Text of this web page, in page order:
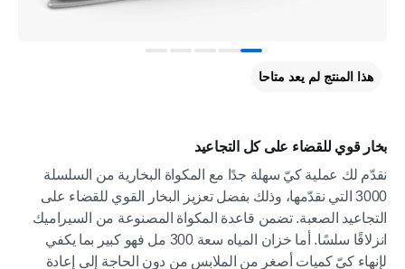
بخار قوي للقضاء على كل التجاعيد
نقدّم لك عملية كيّ سهلة جدًا مع المكواة البخارية من السلسلة
3000 التي نقدّمها، وذلك بفضل تعزيز البخار القوي للقضاء على
التجاعيد الصعبة. تضمن قاعدة المكواة المصنوعة من السيراميك
انزلاقًا سلسًا. أما خزان المياه سعة 300 مل فهو كبير بما يكفي
لإنهاء كيّ كميات أصغر من الملابس من دون الحاجة إلى إعادة
هذا المنتج لم يعد متاحا